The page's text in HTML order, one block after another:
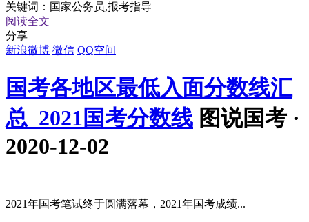
关键词： 国家公务员,报考指导
阅读全文
分享
新浪微博 微信 QQ空间
国考各地区最低入面分数线汇
总_2021国考分数线 图说国考 ·
2020-12-02
2021年国考笔试终于圆满落幕，2021年国考成绩...